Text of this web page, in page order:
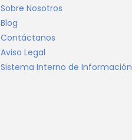
Sobre Nosotros
Blog
Contáctanos
Aviso Legal
Sistema Interno de Información